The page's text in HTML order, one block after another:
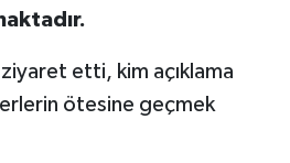
etti, kim açıklama
ötesine geçmek